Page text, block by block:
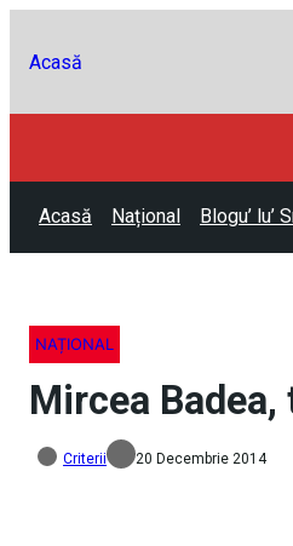
Acasă
Acasă Național Blogu’ lu’
NAȚIONAL
Mircea
Criterii 20 Decembrie 2014